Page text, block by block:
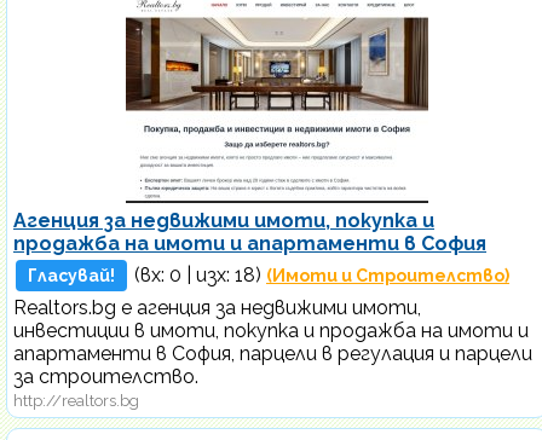
Агенция за недвижими имоти, покупка и
продажба на имоти и апартаменти в София
Гласувай! (вх: 0 | изх: 18) (Имоти и Строителство)
Realtors.bg е агенция за недвижими имоти,
инвестиции в имоти, покупка и продажба на имоти и
апартаменти в София, парцели в регулация и парцели
за строителство.
http://realtors.bg